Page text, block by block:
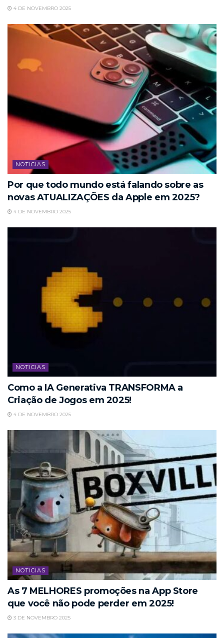
4 DE NOVEMBRO 2025
NOTICIAS
Por que todo mundo está falando sobre as
novas ATUALIZAÇÕES da Apple em 2025?
4 DE NOVEMBRO 2025
NOTICIAS
Como a IA Generativa TRANSFORMA a
Criação de Jogos em 2025!
4 DE NOVEMBRO 2025
NOTICIAS
As 7 MELHORES promoções na App Store
que você não pode perder em 2025!
3 DE NOVEMBRO 2025